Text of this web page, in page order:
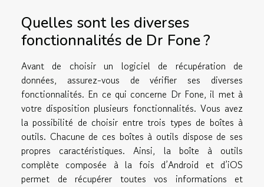
Quelles sont les diverses
fonctionnalités de Dr Fone ?
Avant de choisir un logiciel de récupération de
données, assurez-vous de vérifier ses diverses
fonctionnalités. En ce qui concerne Dr Fone, il met à
votre disposition plusieurs fonctionnalités. Vous avez
la possibilité de choisir entre trois types de boîtes à
outils. Chacune de ces boîtes à outils dispose de ses
propres caractéristiques. Ainsi, la boîte à outils
complète composée à la fois d’Android et d’iOS
permet de récupérer toutes vos informations et